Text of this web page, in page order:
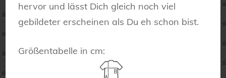
hervor und lässt Dich gleich noch viel
gebildeter erscheinen als Du eh schon bist.
Größentabelle in cm: